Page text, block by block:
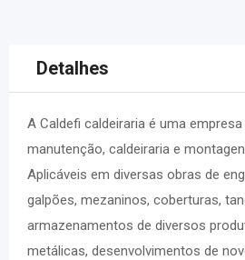
Detalhes
A Caldefi caldeiraria é uma
manutenção, caldeiraria e
Aplicáveis em diversas obras de
galpões, mezaninos, coberturas,
armazenamentos de diversos
metálicas, desenvolvimentos de